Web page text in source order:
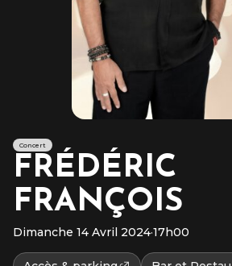
Concert
FRÉDÉRIC
FRANÇOIS
Dimanche 14 Avril 2024·17h00